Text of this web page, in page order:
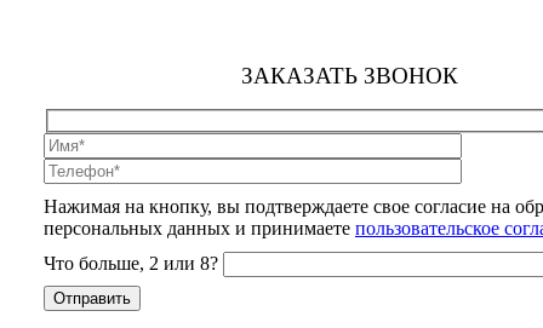
ЗАКАЗАТЬ ЗВОНОК
Нажимая на кнопку, вы подтверждаете свое согласие на
персональных данных и принимаете пользовательское
Что больше, 2 или 8?